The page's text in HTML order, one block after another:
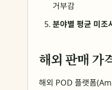
거부감
분야별 평균 미조
해외 판매 가
해외 POD 플랫폼